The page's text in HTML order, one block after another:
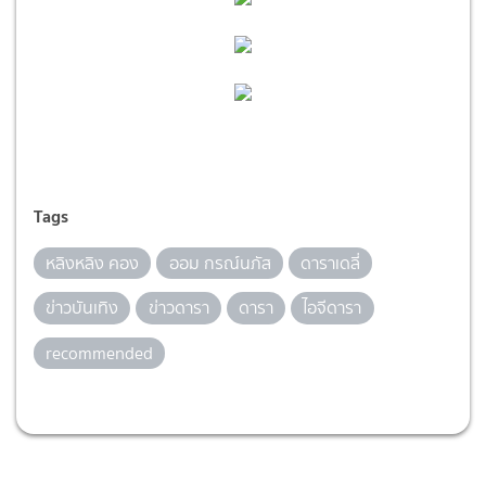
Tags
หลิงหลิง คอง ออม กรณ์นภัส
ดาราเดลี่
ข่าวบันเทิง
ข่าวดารา ดารา
ไอจีดารา
recommended